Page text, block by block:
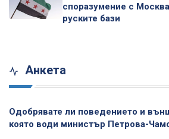
споразумение с
руските бази
Анкета
Одобрявате ли поведението и
която води министър Петрова-